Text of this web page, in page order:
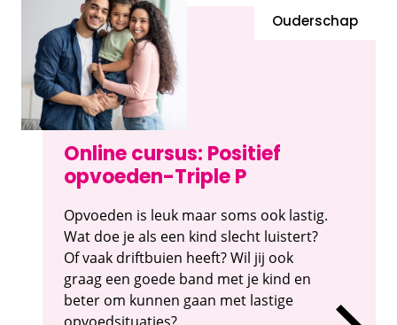
Online cursus: Positief
opvoeden-Triple P
Ouderschap
Opvoeden is leuk maar soms ook lastig.
Wat doe je als een kind slecht luistert?
Of vaak driftbuien heeft? Wil jij ook
graag een goede band met je kind en
beter om kunnen gaan met lastige